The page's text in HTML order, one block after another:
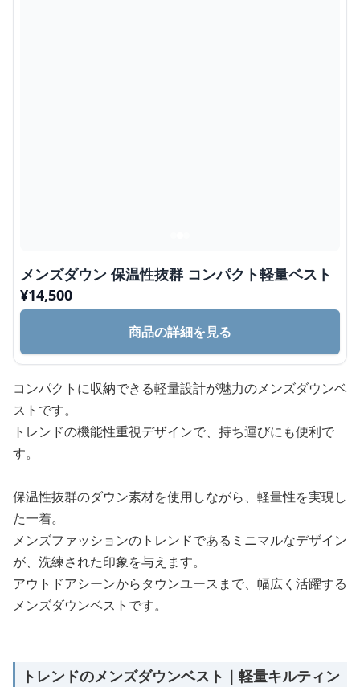
メンズダウン 保温性抜群 コンパクト軽量ベスト
¥14,500
商品の詳細を見る
コンパクトに収納できる軽量設計が魅力のメンズダウンベ
ストです。
トレンドの機能性重視デザインで、持ち運びにも便利で
す。
保温性抜群のダウン素材を使用しながら、軽量性を実現し
た一着。
メンズファッションのトレンドであるミニマルなデザイン
が、洗練された印象を与えます。
アウトドアシーンからタウンユースまで、幅広く活躍する
メンズダウンベストです。
トレンドのメンズダウンベスト｜軽量キルティン